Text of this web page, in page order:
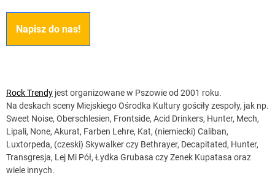
Napisz do nas!
Rock Trendy jest organizowane w Pszowie od 2001 roku.
Na deskach sceny Miejskiego Ośrodka Kultury gościły zespoły, jak np.
Sweet Noise, Oberschlesien, Frontside, Acid Drinkers, Hunter, Mech,
Lipali, None, Akurat, Farben Lehre, Kat, (niemiecki) Caliban,
Luxtorpeda, (czeski) Skywalker czy Bethrayer, Decapitated, Hunter,
Transgresja, Lej Mi Pół, Łydka Grubasa czy Zenek Kupatasa oraz
wiele innych.